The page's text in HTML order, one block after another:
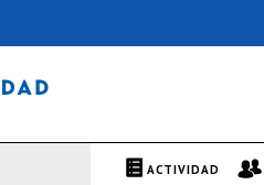
ACTIVIDAD